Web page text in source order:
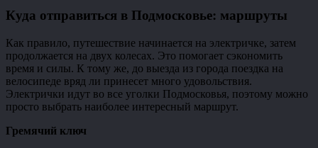
Куда отправиться в Подмосковье: маршруты
Как правило, путешествие начинается на электричке, затем
продолжается на двух колесах. Это помогает сэкономить
время и силы. К тому же, до выезда из города поездка на
велосипеде вряд ли принесет много удовольствия.
Электрички идут во все уголки Подмосковья, поэтому можно
просто выбрать наиболее интересный маршрут.
Гремячий ключ